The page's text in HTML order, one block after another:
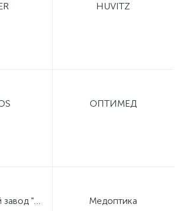
HUVITZ
ОПТИМЕД
Серпуховский завод "Металлист" Медоптика